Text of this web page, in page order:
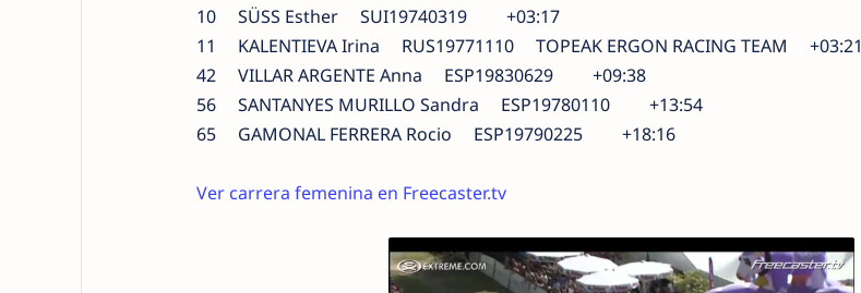
10 SÜSS Esther SUI19740319 +03:17
11 KALENTIEVA Irina RUS19771110 TOPEAK ERGON RACING TEAM +03:21
42 VILLAR ARGENTE Anna ESP19830629 +09:38
56 SANTANYES MURILLO Sandra ESP19780110 +13:54
65 GAMONAL FERRERA Rocio ESP19790225 +18:16
Ver carrera femenina en Freecaster.tv